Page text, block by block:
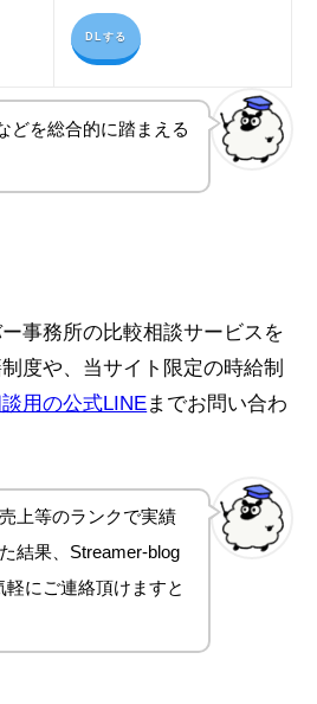
DLする
どを総合的に踏まえる
事務所の比較相談サービスを
度や、当サイト限定の時給制
用の公式LINEまでお問い合わ
上等のランクで実績
結果、Streamer-blog
にご連絡頂けますと